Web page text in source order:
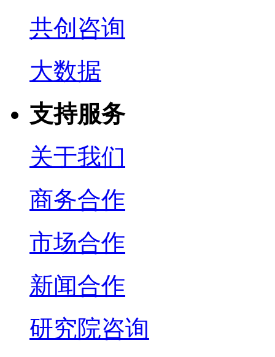
共创咨询
大数据
支持服务
关于我们
商务合作
市场合作
新闻合作
研究院咨询